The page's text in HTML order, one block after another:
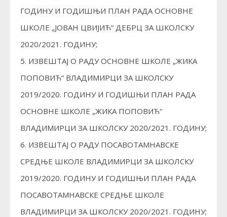
ГОДИНУ И ГОДИШЊИ ПЛАН РАДА ОСНОВНЕ
ШКОЛЕ „ЈОВАН ЦВИЈИЋ“ ДЕБРЦ ЗА ШКОЛСКУ
2020/2021. ГОДИНУ;
5. ИЗВЕШТАЈ О РАДУ ОСНОВНЕ ШКОЛЕ „ЖИКА
ПОПОВИЋ“ ВЛАДИМИРЦИ ЗА ШКОЛСКУ
2019/2020. ГОДИНУ И ГОДИШЊИ ПЛАН РАДА
ОСНОВНЕ ШКОЛЕ „ЖИКА ПОПОВИЋ“
ВЛАДИМИРЦИ ЗА ШКОЛСКУ 2020/2021. ГОДИНУ;
6. ИЗВЕШТАЈ О РАДУ ПОСАВОТАМНАВСКЕ
СРЕДЊЕ ШКОЛЕ ВЛАДИМИРЦИ ЗА ШКОЛСКУ
2019/2020. ГОДИНУ И ГОДИШЊИ ПЛАН РАДА
ПОСАВОТАМНАВСКЕ СРЕДЊЕ ШКОЛЕ
ВЛАДИМИРЦИ ЗА ШКОЛСКУ 2020/2021. ГОДИНУ;